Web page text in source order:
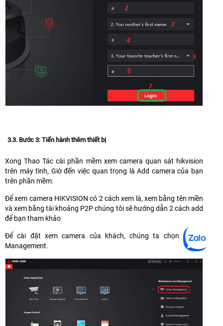
3.3. Bước 3: Tiến hành thêm thiết bị
Xong Thao Tác cài phần mềm xem camera quan sát hikvision
trên máy tình, Giờ đến việc quan trọng là Add camera của bạn
trên phần mềm.
Để xem camera HIKVISION có 2 cách xem là, xem bằng tên miền
và xem bằng tài khoảng P2P chúng tôi sẽ hướng dẫn 2 cách add
để bạn tham khảo
Để cài đặt xem camera của khách, chúng ta chọn Device
Management.